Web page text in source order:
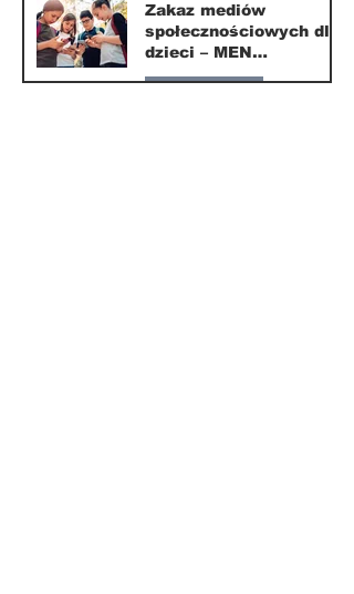
1 mar
Zakaz mediów
społecznościowych dla
dzieci – MEN
przedstawia projekt